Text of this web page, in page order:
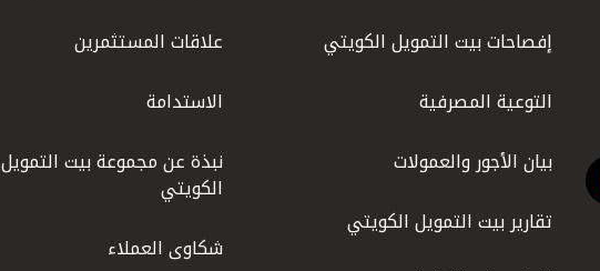
إفصاحات بيت التمويل الكويتي
التوعية المصرفية
بيان الأجور والعمولات
تقارير بيت التمويل الكويتي
علاقات المستثمرين
الاستدامة
نبذة عن مجموعة بيت التمويل
الكويتي
شكاوى العملاء